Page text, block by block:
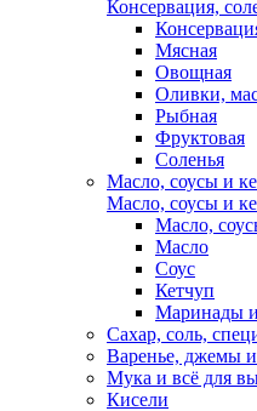
Консервация,
Мясная
Овощная
Оливки,
Рыбная
Фруктовая
Соленья
Масло, соусы и
Масло, соусы и
Масло,
Масло
Соус
Кетчуп
Маринады
Сахар, соль,
Варенье, джемы
Мука и всё для
Кисели